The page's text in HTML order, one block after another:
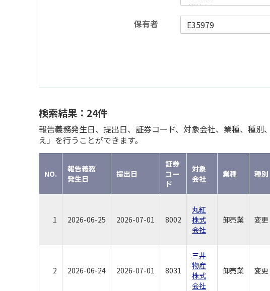
保有者
検索結果：24件
報告義務発生日、提出日、証券コード、対象会社、業種、種
え」を行うことができます。
NO.
報告義務
発生日
提出日
証券
コー
ド
対象
会社
業種 種別
1 2026-06-25 2026-07-01 8002
丸紅
株式
会社
卸売業 変更
2 2026-06-24 2026-07-01 8031
三井
物産
株式
会社
卸売業 変更